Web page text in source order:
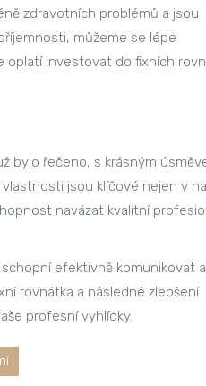
zdravotních problémů a jsou
můžeme se lépe
oplatí investovat do fixních
bylo řečeno, s krásným
jsou klíčové nejen v
navázat kvalitní
efektivně komunikovat a
rovnátka a následné zlepšení
profesní vyhlídky.